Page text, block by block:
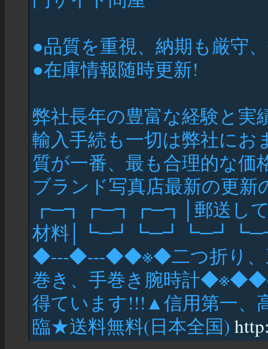
●品質を重視、納期も厳守
●在庫情報随時更新!
弊社長年の豊富な経験と実
輸入手続も一切は弊社にお
質が一番、最も合理的な
ブランド写真店最新の更
┏─┓┏─┓┏─┓│郵送して
材料
◆---◆---◆◆※◆二つ折り、
巻き、手巻き腕時計
得ています!!!▲信用第一、
臨★送料無料(日本全国)